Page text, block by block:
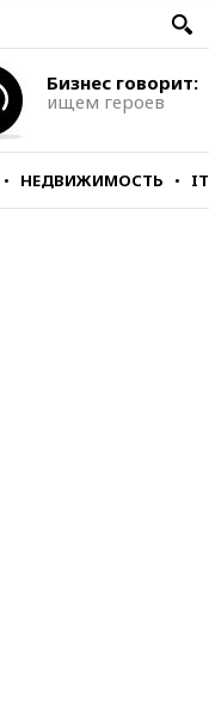
Бизнес говорит:
ищем героев
НЕДВИЖИМОСТЬ IT